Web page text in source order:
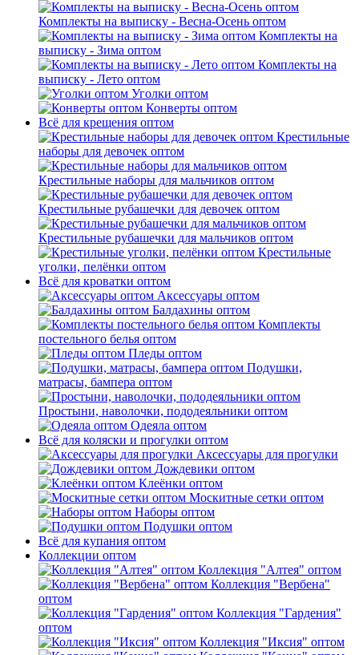
Комплекты на выписку - Весна-Осень оптом
Комплекты на
выписку - Зима оптом
Комплекты на
выписку - Лето оптом
Уголки оптом
Конверты оптом
Всё для крещения оптом
Крестильные
наборы для девочек оптом
Крестильные наборы для мальчиков оптом
Крестильные рубашечки для девочек оптом
Крестильные рубашечки для мальчиков оптом
Крестильные
уголки, пелёнки оптом
Всё для кроватки оптом
Аксессуары оптом
Балдахины оптом
Комплекты
постельного белья оптом
Пледы оптом
Подушки,
матрасы, бампера оптом
Простыни, наволочки, пододеяльники оптом
Одеяла оптом
Всё для коляски и прогулки оптом
Аксессуары для прогулки
Дождевики оптом
Клеёнки оптом
Москитные сетки оптом
Наборы оптом
Подушки оптом
Всё для купания оптом
Коллекции оптом
Коллекция "Алтея" оптом
Коллекция "Вербена"
оптом
Коллекция "Гардения"
оптом
Коллекция "Иксия" оптом